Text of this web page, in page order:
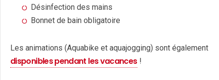
Désinfection des mains
Bonnet de bain obligatoire
Les animations (Aquabike et aquajogging) sont également
disponibles pendant les vacances!